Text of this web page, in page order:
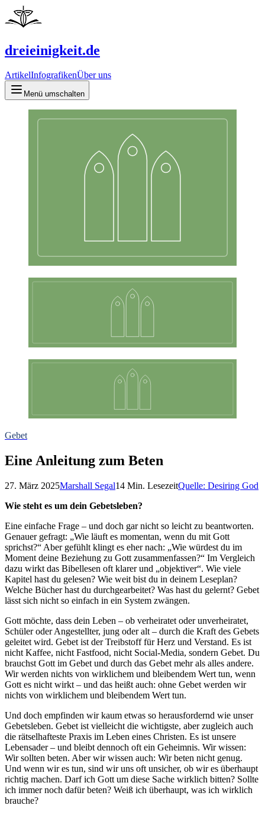
dreieinigkeit.de
ArtikelInfografikenÜber uns
Menü umschalten
Gebet
Eine Anleitung zum Beten
27. März 2025Marshall Segal14 Min. LesezeitQuelle: Desiring God
Wie steht es um dein Gebetsleben?
Eine einfache Frage – und doch gar nicht so leicht zu beantworten.
Genauer gefragt: „Wie läuft es momentan, wenn du mit Gott
sprichst?“ Aber gefühlt klingt es eher nach: „Wie würdest du im
Moment deine Beziehung zu Gott zusammenfassen?“ Im Vergleich
dazu wirkt das Bibellesen oft klarer und „objektiver“. Wie viele
Kapitel hast du gelesen? Wie weit bist du in deinem Leseplan?
Welche Bücher hast du durchgearbeitet? Was hast du gelernt? Gebet
lässt sich nicht so einfach in ein System zwängen.
Gott möchte, dass dein Leben – ob verheiratet oder unverheiratet,
Schüler oder Angestellter, jung oder alt – durch die Kraft des Gebets
geleitet wird. Gebet ist der Treibstoff für Herz und Verstand. Es ist
nicht Kaffee, nicht Fastfood, nicht Social-Media, sondern Gebet. Du
brauchst Gott im Gebet und durch das Gebet mehr als alles andere.
Wir werden nichts von wirklichem und bleibendem Wert tun, wenn
Gott es nicht wirkt – und das heißt auch: ohne Gebet werden wir
nichts von wirklichem und bleibendem Wert tun.
Und doch empfinden wir kaum etwas so herausfordernd wie unser
Gebetsleben. Gebet ist vielleicht die wichtigste, aber zugleich auch
die rätselhafteste Praxis im Leben eines Christen. Es ist unsere
Lebensader – und bleibt dennoch oft ein Geheimnis. Wir wissen:
Wir sollten beten. Aber wir wissen auch: Wir beten nicht genug.
Und wenn wir es tun, sind wir uns oft unsicher, ob wir es überhaupt
richtig machen. Darf ich Gott um diese Sache wirklich bitten? Sollte
ich immer noch dafür beten? Weiß ich überhaupt, was ich wirklich
brauche?